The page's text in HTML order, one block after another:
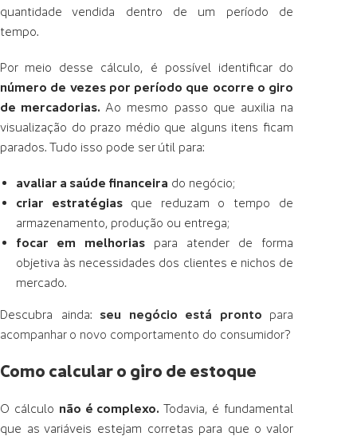
quantidade vendida dentro de um período de
tempo.
Por meio desse cálculo, é possível identificar do
número de vezes por período que ocorre o giro
de mercadorias. Ao mesmo passo que auxilia na
visualização do prazo médio que alguns itens ficam
parados. Tudo isso pode ser útil para:
avaliar a saúde financeira do negócio;
criar estratégias que reduzam o tempo de
armazenamento, produção ou entrega;
focar em melhoriaspara atender de forma
objetiva às necessidades dos clientes e nichos de
mercado.
Descubra ainda: seu negócio está pronto para
acompanhar o novo comportamento do consumidor?
Como calcular o giro de estoque
O cálculo não é complexo.Todavia, é fundamental
que as variáveis estejam corretas para que o valor